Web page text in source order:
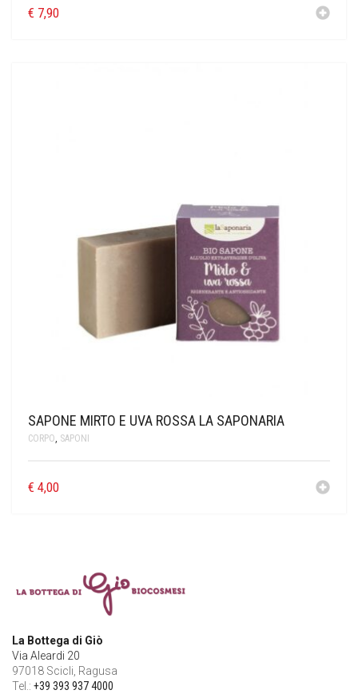
€ 7,90
SAPONE MIRTO E UVA ROSSA LA SAPONARIA
CORPO SAPONI
€ 4,00
La Bottega di Giò
Via Aleardi 20
97018 Scicli, Ragusa
Tel.: +39 393 937 4000